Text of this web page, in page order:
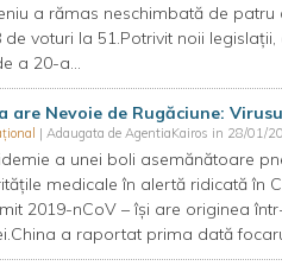
a rămas neschimbată de patru
de voturi la 51.Potrivit noii
a 20-a...
are Nevoie de Rugăciune:
| Adaugata de AgentiaKairos in 28/01/
a unei boli asemănătoare
medicale în alertă ridicată în
2019-nCoV – își are originea
a raportat prima dată